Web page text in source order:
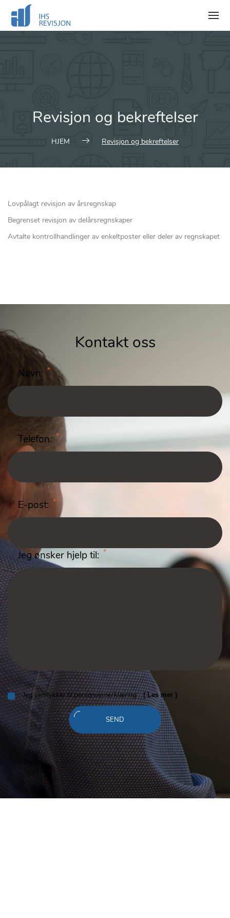
content
Revisjon og bekreftelser
HJEM Revisjon og bekreftelser
Lovpålagt revisjon av årsregnskap
Begrenset revisjon av delårsregnskaper
Avtalte kontrollhandlinger av enkeltposter eller deler av regnskapet
Kontakt oss
Navn: *
Telefon: *
E-post: *
Jeg ønsker hjelp til: *
​Jeg samtykker til personvernerklæring ( Les mer )
SEND
Melding